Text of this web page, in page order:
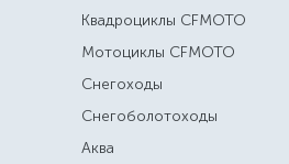
Квадроциклы CFMOTO
Мотоциклы CFMOTO
Снегоходы
Снегоболотоходы
Аква